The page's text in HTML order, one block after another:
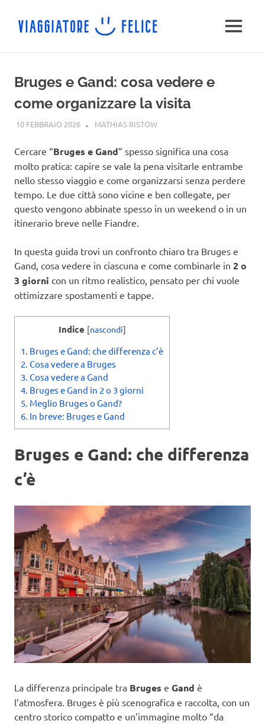
contenuto
MENU
Bruges e Gand: cosa vedere e
come organizzare la visita
10 FEBBRAIO 2026 MATHIAS RISTOWDESTINAZIONI
Cercare “Bruges e Gand” spesso significa una cosa
molto pratica: capire se vale la pena visitarle entrambe
nello stesso viaggio e come organizzarsi senza perdere
tempo. Le due città sono vicine e ben collegate, per
questo vengono abbinate spesso in un weekend o in un
itinerario breve nelle Fiandre.
In questa guida trovi un confronto chiaro tra Bruges e
Gand, cosa vedere in ciascuna e come combinarle in 2 o
3 giorni con un ritmo realistico, pensato per chi vuole
ottimizzare spostamenti e tappe.
Indice [nascondi]
1. Bruges e Gand: che differenza c’è
2. Cosa vedere a Bruges
3. Cosa vedere a Gand
4. Bruges e Gand in 2 o 3 giorni
5. Meglio Bruges o Gand?
6. In breve: Bruges e Gand
Bruges e Gand: che differenza
c’è
La differenza principale tra Bruges e Gand è
l’atmosfera. Bruges è più scenografica e raccolta, con un
centro storico compatto e un’immagine molto “da